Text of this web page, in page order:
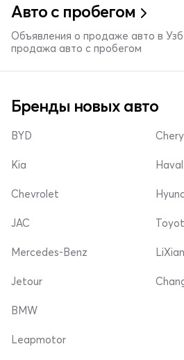
Авто с пробегом
Объявления о продаже авто в
продажа авто с пробегом
Бренды новых авто
BYD
Kia
Chevrolet
Chery
Haval
JAC
Mercedes-Benz
Jetour
BMW
Leapmotor